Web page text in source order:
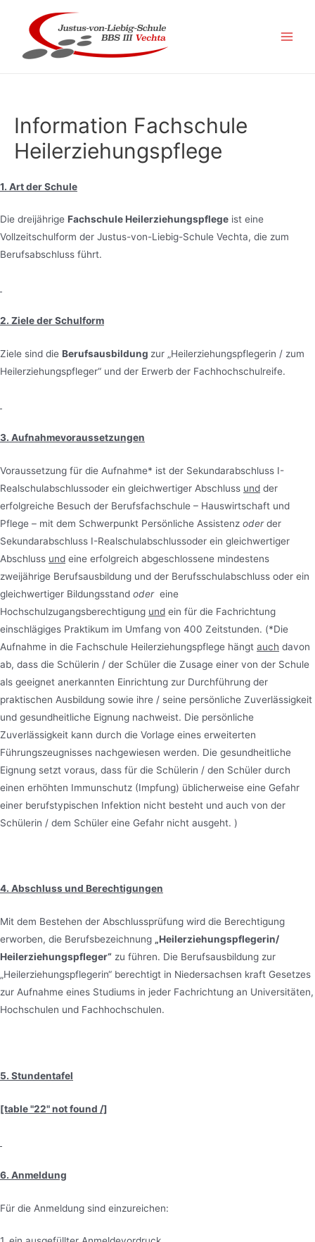
springen
Information Fachschule
Heilerziehungspflege
1. Art der Schule
Die dreijährige Fachschule Heilerziehungspflege ist eine
Vollzeitschulform der Justus-von-Liebig-Schule Vechta, die zum
Berufsabschluss führt.
2. Ziele der Schulform
Ziele sind die Berufsausbildung zur „Heilerziehungspflegerin / zum
Heilerziehungspfleger“ und der Erwerb der Fachhochschulreife.
3. Aufnahmevoraussetzungen
Voraussetzung für die Aufnahme* ist der Sekundarabschluss I-
Realschulabschlussoder ein gleichwertiger Abschluss und der
erfolgreiche Besuch der Berufsfachschule – Hauswirtschaft und
Pflege – mit dem Schwerpunkt Persönliche Assistenz oderder
Sekundarabschluss I-Realschulabschlussoder ein gleichwertiger
Abschluss und eine erfolgreich abgeschlossene mindestens
zweijährige Berufsausbildung und der Berufsschulabschluss oder ein
gleichwertiger Bildungsstand odereine
Hochschulzugangsberechtigung und ein für die Fachrichtung
einschlägiges Praktikum im Umfang von 400 Zeitstunden. (*Die
Aufnahme in die Fachschule Heilerziehungspflege hängt auch davon
ab, dass die Schülerin / der Schüler die Zusage einer von der Schule
als geeignet anerkannten Einrichtung zur Durchführung der
praktischen Ausbildung sowie ihre / seine persönliche Zuverlässigkeit
und gesundheitliche Eignung nachweist. Die persönliche
Zuverlässigkeit kann durch die Vorlage eines erweiterten
Führungszeugnisses nachgewiesen werden. Die gesundheitliche
Eignung setzt voraus, dass für die Schülerin / den Schüler durch
einen erhöhten Immunschutz (Impfung) üblicherweise eine Gefahr
einer berufstypischen Infektion nicht besteht und auch von der
Schülerin / dem Schüler eine Gefahr nicht ausgeht. )
4. Abschluss und Berechtigungen
Mit dem Bestehen der Abschlussprüfung wird die Berechtigung
erworben, die Berufsbezeichnung „Heilerziehungspflegerin/
Heilerziehungspfleger“ zu führen. Die Berufsausbildung zur
„Heilerziehungspflegerin“ berechtigt in Niedersachsen kraft Gesetzes
zur Aufnahme eines Studiums in jeder Fachrichtung an Universitäten,
Hochschulen und Fachhochschulen.
5. Stundentafel
[table "22" not found /]
6. Anmeldung
Für die Anmeldung sind einzureichen: